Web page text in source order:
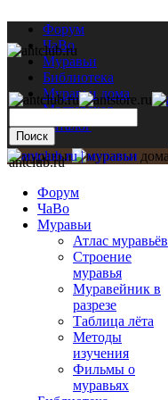
Форум
ЧаВо
Муравьи
Библиотека
Муравьи дома
Мастерская
Каталог
antclub.ru
Форум
ЧаВо
Муравьи
Атлас муравьёв
Строение
муравья
Муравейник в
разрезе
Таблица лёта
Методы
изучения
Фильмы о
муравьях